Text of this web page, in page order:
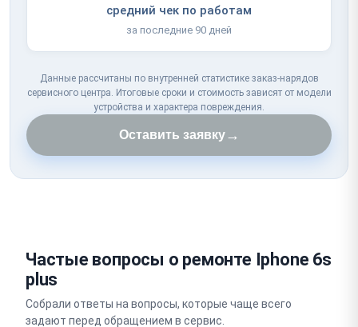
средний чек по работам
за последние 90 дней
Данные рассчитаны по внутренней статистике заказ-нарядов
сервисного центра. Итоговые сроки и стоимость зависят от модели
устройства и характера повреждения.
Оставить заявку→
Частые вопросы о ремонте Iphone 6s
plus
Собрали ответы на вопросы, которые чаще всего
задают перед обращением в сервис.